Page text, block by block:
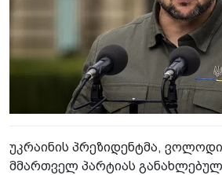
უკრაინის პრეზიდენტმა,
მმართველ პარტიას